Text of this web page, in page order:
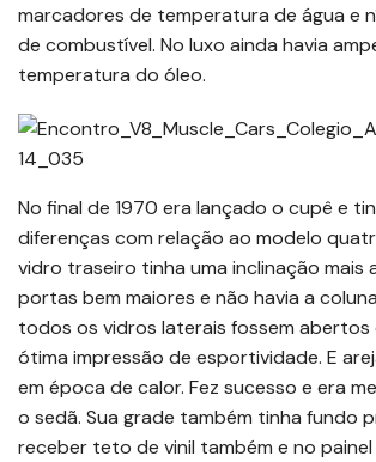
marcadores de temperatura de água e
de combustível. No luxo ainda havia
temperatura do óleo.
No final de 1970 era lançado o cupê e
diferenças com relação ao modelo
vidro traseiro tinha uma inclinação mais
portas bem maiores e não havia a
todos os vidros laterais fossem abertos
ótima impressão de esportividade. E
em época de calor. Fez sucesso e era
o sedã. Sua grade também tinha fundo
receber teto de vinil também e no